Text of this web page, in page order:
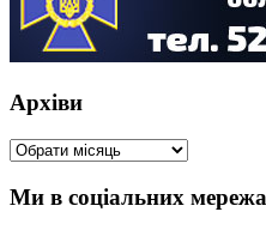
Архіви
Архіви
Ми в соціальних